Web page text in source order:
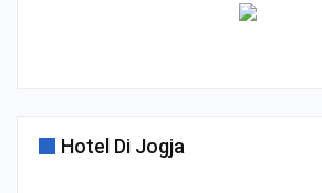
Hotel Di Jogja